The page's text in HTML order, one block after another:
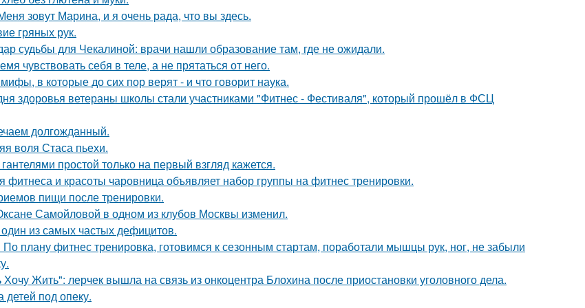
зовут Марина, и я очень рада, что вы здесь.
гряных рук.
судьбы для Чекалиной: врачи нашли образование там, где не ожидали.
чувствовать себя в теле, а не прятаться от него.
в которые до сих пор верят - и что говорит наука.
здоровья ветераны школы стали участниками "Фитнес - Фестиваля", который прошёл в ФСЦ
долгожданный.
воля Стаса пьехи.
простой только на первый взгляд кажется.
фитнеса и красоты чаровница объявляет набор группы на фитнес тренировки.
пищи после тренировки.
Самойловой в одном из клубов Москвы изменил.
из самых частых дефицитов.
плану фитнес тренировка, готовимся к сезонным стартам, поработали мышцы рук, ног, не забыли
Жить": лерчек вышла на связь из онкоцентра Блохина после приостановки уголовного дела.
детей под опеку.